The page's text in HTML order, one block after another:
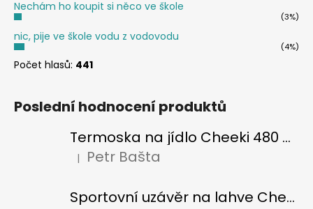
Nechám ho koupit si něco ve škole
(3%)
nic, pije ve škole vodu z vodovodu
(4%)
Počet hlasů: 441
Poslední hodnocení produktů
Termoska na jídlo Cheeki 480 ml Pistachio
Hodnocení produktu je 5 z 5 hvězdiček.
| Petr Bašta
Sportovní uzávěr na lahve Cheeki classic